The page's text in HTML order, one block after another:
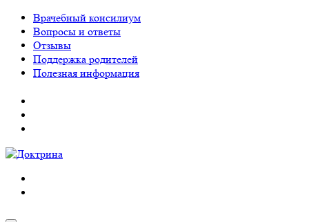
Врачебный консилиум
Вопросы и ответы
Отзывы
Поддержка родителей
Полезная информация